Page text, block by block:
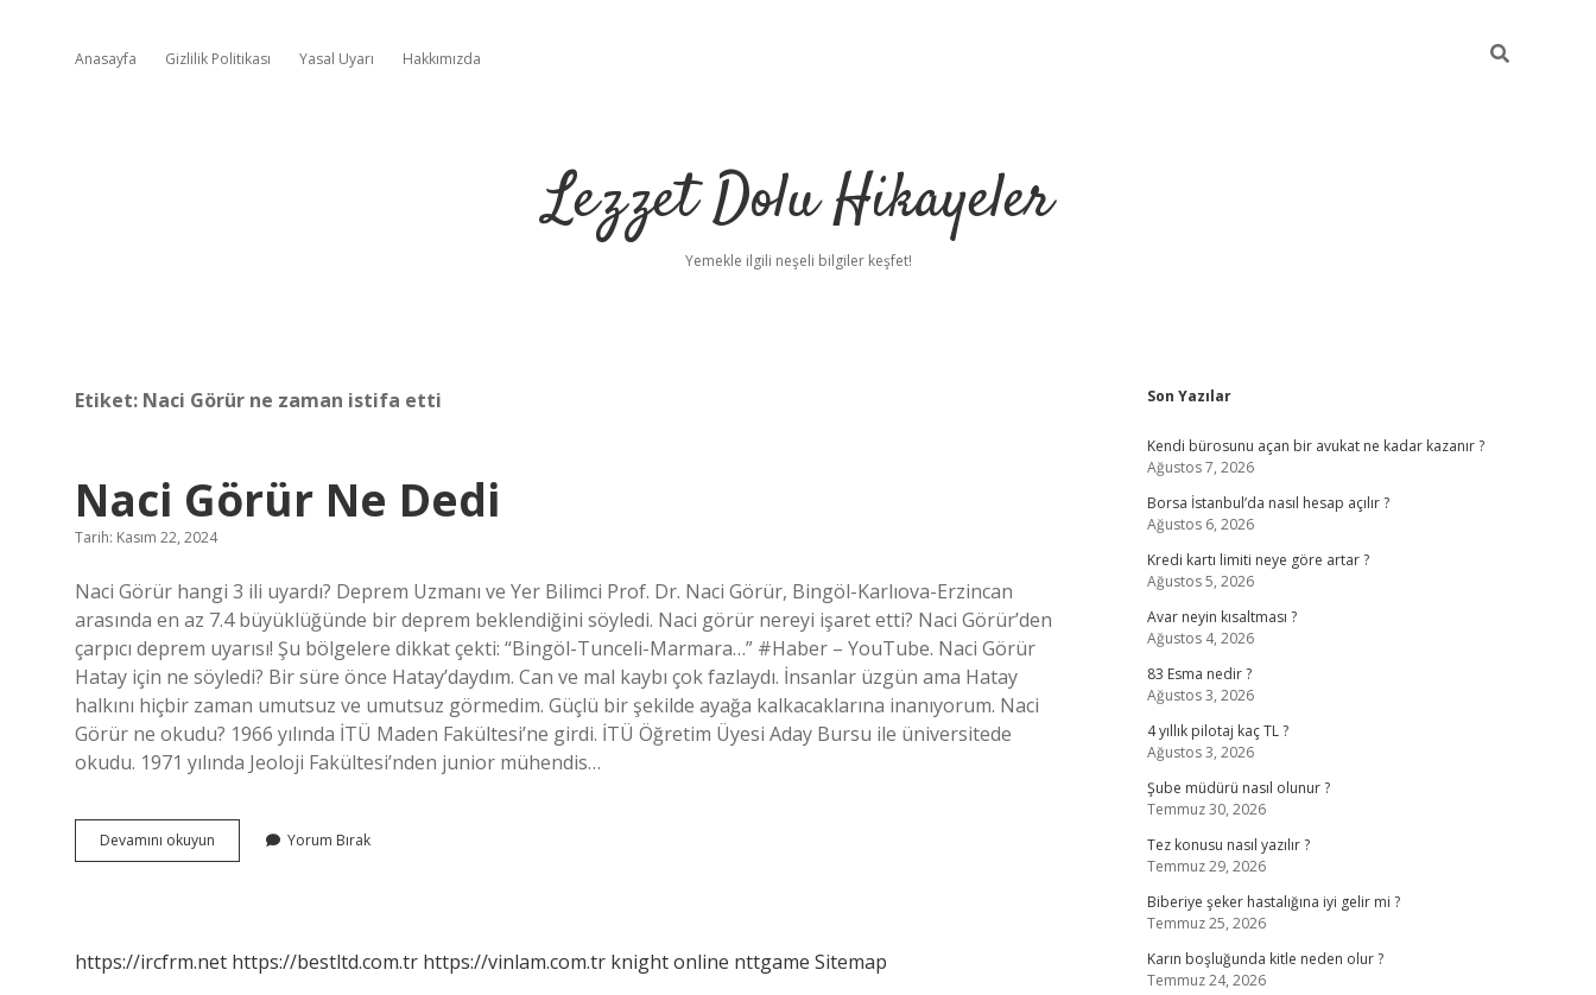
Anasayfa Gizlilik Politikası Yasal Uyarı Hakkımızda
Lezzet Dolu Hikayeler
Yemekle ilgili neşeli bilgiler keşfet!
Etiket: Naci Görür ne zaman istifa etti
Naci Görür Ne Dedi
Tarih: Kasım 22, 2024
Naci Görür hangi 3 ili uyardı? Deprem Uzmanı ve Yer Bilimci Prof. Dr. Naci Görür, Bingöl-Karlıova-Erzincan
arasında en az 7.4 büyüklüğünde bir deprem beklendiğini söyledi. Naci görür nereyi işaret etti? Naci Görür’den
çarpıcı deprem uyarısı! Şu bölgelere dikkat çekti: “Bingöl-Tunceli-Marmara…” #Haber – YouTube. Naci Görür
Hatay için ne söyledi? Bir süre önce Hatay’daydım. Can ve mal kaybı çok fazlaydı. İnsanlar üzgün ama Hatay
halkını hiçbir zaman umutsuz ve umutsuz görmedim. Güçlü bir şekilde ayağa kalkacaklarına inanıyorum. Naci
Görür ne okudu? 1966 yılında İTÜ Maden Fakültesi’ne girdi. İTÜ Öğretim Üyesi Aday Bursu ile üniversitede
okudu. 1971 yılında Jeoloji Fakültesi’nden junior mühendis…
Devamını okuyun
Görür
Yorum Bırak
https://ircfrm.net https://bestltd.com.tr https://vinlam.com.tr knight online nttgame Sitemap
Sidebar
Son Yazılar
Kendi bürosunu açan bir avukat ne kadar kazanır ?
Ağustos 7, 2026
Borsa İstanbul’da nasıl hesap açılır ?
Ağustos 6, 2026
Kredi kartı limiti neye göre artar ?
Ağustos 5, 2026
Avar neyin kısaltması ?
Ağustos 4, 2026
83 Esma nedir ?
Ağustos 3, 2026
4 yıllık pilotaj kaç TL ?
Ağustos 3, 2026
Şube müdürü nasıl olunur ?
Temmuz 30, 2026
Tez konusu nasıl yazılır ?
Temmuz 29, 2026
Biberiye şeker hastalığına iyi gelir mi ?
Temmuz 25, 2026
Karın boşluğunda kitle neden olur ?
Temmuz 24, 2026